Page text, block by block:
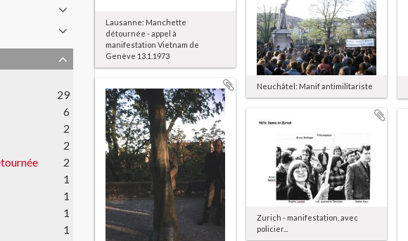
29
6
2
2
2
1
1
1
1
Lausanne: Manchette
détournée - appel à
manifestation Vietnam de
Genève 13.1.1973
Neuchâtel: Manif antimilitariste
Zurich - manifestation, avec
policier...